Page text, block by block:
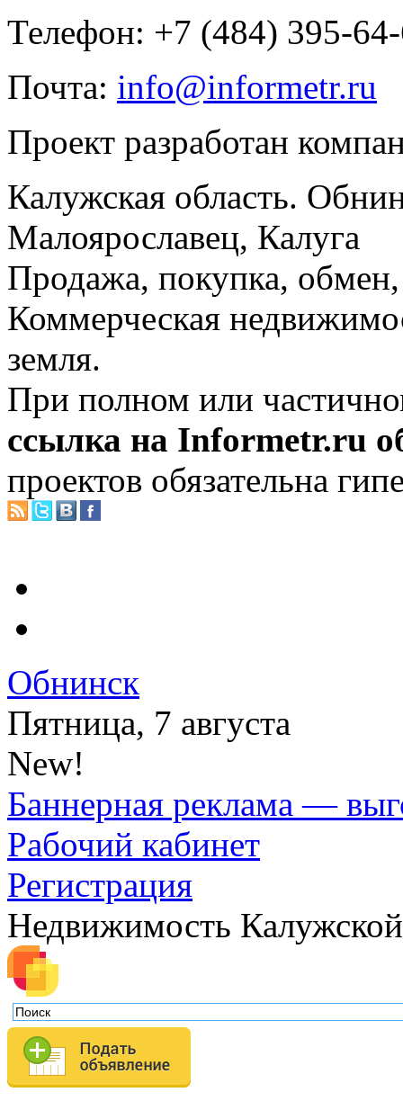
Телефон: +7 (484) 395-
Почта: info@informetr.ru
Проект разработан
Калужская область.
Малоярославец, Калуга
Продажа, покупка, обмен,
Коммерческая
земля.
При полном или
ссылка на Informetr.ru
проектов обязательна
Обнинск
Пятница, 7 августа
New!
Баннерная реклама —
Рабочий кабинет
Регистрация
Недвижимость